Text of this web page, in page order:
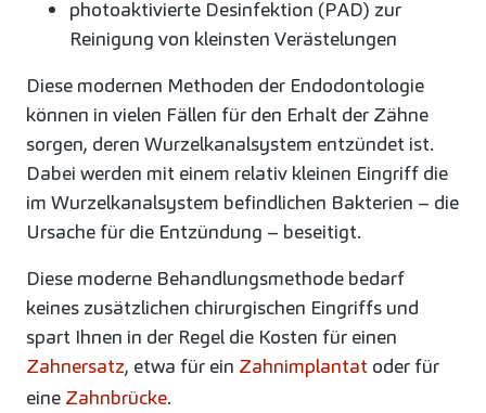
photoaktivierte Desinfektion (PAD) zur
Reinigung von kleinsten Verästelungen
Diese modernen Methoden der Endodontologie
können in vielen Fällen für den Erhalt der Zähne
sorgen, deren Wurzelkanalsystem entzündet ist.
Dabei werden mit einem relativ kleinen Eingriff die
im Wurzelkanalsystem befindlichen Bakterien – die
Ursache für die Entzündung – beseitigt.
Diese moderne Behandlungsmethode bedarf
keines zusätzlichen chirurgischen Eingriffs und
spart Ihnen in der Regel die Kosten für einen
Zahnersatz, etwa für ein Zahnimplantat oder für
eine Zahnbrücke.